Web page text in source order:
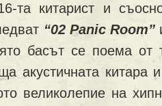
та китарист и
“02 Panic Room”
басът се поема от
акустичната китара
великолепие на